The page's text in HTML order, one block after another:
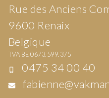
Rue des Anciens
9600 Renaix
Belgique
TVA BE 0673.599.375
0475 34 00 40